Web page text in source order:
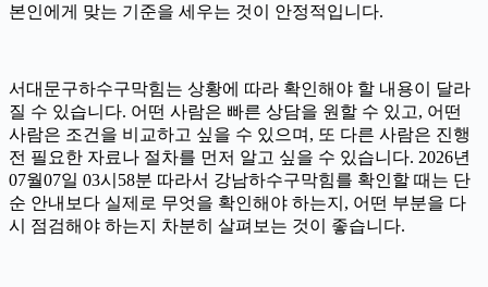
본인에게 맞는 기준을 세우는 것이 안정적입니다.
서대문구하수구막힘는 상황에 따라 확인해야 할 내용이 달라
질 수 있습니다. 어떤 사람은 빠른 상담을 원할 수 있고, 어떤
사람은 조건을 비교하고 싶을 수 있으며, 또 다른 사람은 진행
전 필요한 자료나 절차를 먼저 알고 싶을 수 있습니다. 2026년
07월07일 03시58분 따라서 강남하수구막힘를 확인할 때는 단
순 안내보다 실제로 무엇을 확인해야 하는지, 어떤 부분을 다
시 점검해야 하는지 차분히 살펴보는 것이 좋습니다.